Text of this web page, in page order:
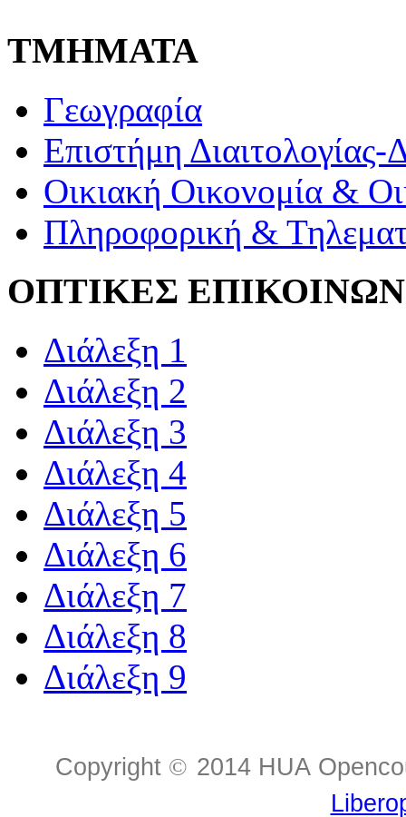
ΤΜΗΜΑΤΑ
Γεωγραφία
Επιστήμη Διαιτολογίας-
Οικιακή Οικονομία &
Πληροφορική &
ΟΠΤΙΚΕΣ
Διάλεξη 1
Διάλεξη 2
Διάλεξη 3
Διάλεξη 4
Διάλεξη 5
Διάλεξη 6
Διάλεξη 7
Διάλεξη 8
Διάλεξη 9
Copyright © 2014 HUA